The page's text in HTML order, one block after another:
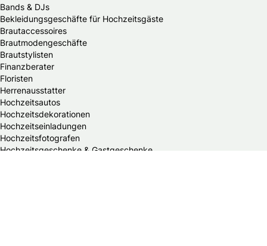
Bands & DJs
Bekleidungsgeschäfte für Hochzeitsgäste
Brautaccessoires
Brautmodengeschäfte
Brautstylisten
Finanzberater
Floristen
Herrenausstatter
Hochzeitsautos
Hochzeitsdekorationen
Hochzeitseinladungen
Hochzeitsfotografen
Hochzeitsgeschenke & Gastgeschenke